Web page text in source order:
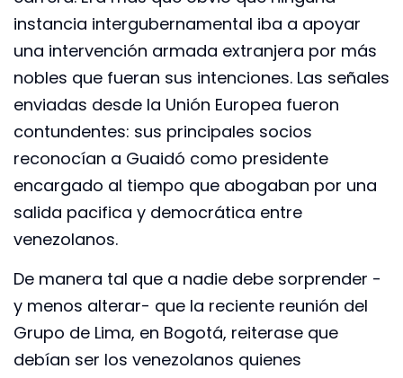
instancia intergubernamental iba a apoyar
una intervención armada extranjera por más
nobles que fueran sus intenciones. Las señales
enviadas desde la Unión Europea fueron
contundentes: sus principales socios
reconocían a Guaidó como presidente
encargado al tiempo que abogaban por una
salida pacifica y democrática entre
venezolanos.
De manera tal que a nadie debe sorprender -
y menos alterar- que la reciente reunión del
Grupo de Lima, en Bogotá, reiterase que
debían ser los venezolanos quienes